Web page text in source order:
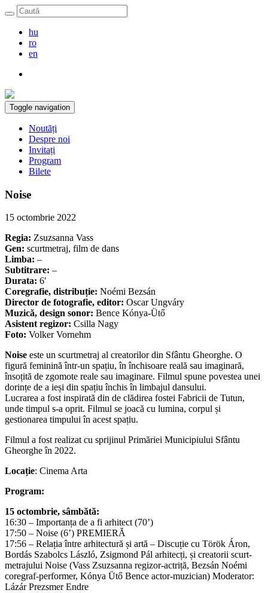
hu
ro
en
Toggle navigation
Noutăți
Despre noi
Invitați
Program
Bilete
Noise
15 octombrie 2022
Regia: Zsuzsanna Vass
Gen: scurtmetraj, film de dans
Limba: –
Subtitrare: –
Durata: 6′
Coregrafie, distribuție: Noémi Bezsán
Director de fotografie, editor: Oscar Ungváry
Muzică, design sonor: Bence Kónya-Ütő
Asistent regizor: Csilla Nagy
Foto: Volker Vornehm
Noise este un scurtmetraj al creatorilor din Sfântu Gheorghe. O
figură feminină într-un spațiu, în închisoare reală sau imaginară,
însoțită de zgomote reale sau imaginare. Filmul spune povestea unei
dorințe de a ieși din spațiu închis în limbajul dansului.
Lucrarea a fost inspirată din de clădirea fostei Fabricii de Tutun,
unde timpul s-a oprit. Filmul se joacă cu lumina, corpul și
gestionarea timpului în acest spațiu.
Filmul a fost realizat cu sprijinul Primăriei Municipiului Sfântu
Gheorghe în 2022.
Locație: Cinema Arta
Program:
15 octombrie, sâmbătă:
16:30 – Importanța de a fi arhitect(70’)
17:50 – Noise (6’) PREMIERĂ
17:56 – Relația între arhitectură și artă – Discuție cu Török Áron,
Bordás Szabolcs László, Zsigmond Pál arhitecți, și creatorii scurt-
metrajului Noise (Vass Zsuzsanna regizor-actriță, Bezsán Noémi
coregraf-performer, Kónya Ütő Bence actor-muzician) Moderator:
Lázár Prezsmer Endre